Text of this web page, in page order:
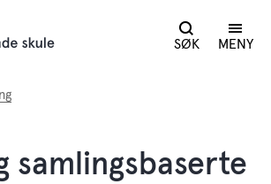
SØK MENY
samlingsbaserte